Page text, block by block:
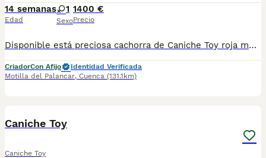
14 semanas
Edad
1
Sexo
1400 €
Precio
Disponible está preciosa cachorra de Caniche Toy roja muy cariñosa y amorosa lista para su entrega se entrega vacunada de desparasitado y con garantía por no esperes más. Ponte en contacto con nosotros. Puedes venir a verla sin ningún compromiso entrega en persona en Valencia o Motilla de Palancar Cuenca
CriadorCon Afijo
Identidad Verificada
Motilla del Palancar, Cuenca (131.1km)
Caniche Toy
Caniche Toy